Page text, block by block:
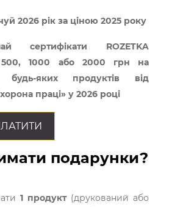
2026 рік за ціною 2025 року
сертифікати ROZETKA
500, 1000 або 2000 грн на
будь-яких продуктів від
праці» у 2026 році
подарунки?
1 продукт(друкований або